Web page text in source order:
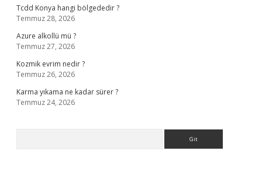
Tcdd Konya hangi bölgededir ?
Temmuz 28, 2026
Azure alkollü mü ?
Temmuz 27, 2026
Kozmik evrim nedir ?
Temmuz 26, 2026
Karma yıkama ne kadar sürer ?
Temmuz 24, 2026